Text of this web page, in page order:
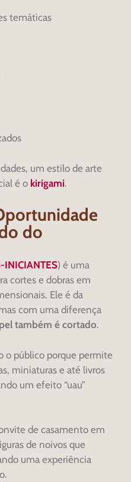
temáticas
um estilo de arte
é o kirigami.
do
INICIANTES) é uma
cortes e dobras em
Ele é da
com uma diferença
também é cortado.
o público porque permite
miniaturas e até livros
um efeito “uau”
de casamento em
de noivos que
uma experiência